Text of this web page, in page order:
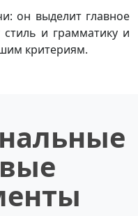
он выделит главное
и грамматику и
критериям.